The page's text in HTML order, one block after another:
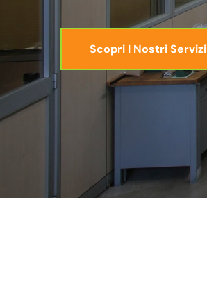
Scopri I Nostri Servizi